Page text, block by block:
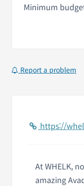
Minimum
Report a problem
https://
At WHELK,
amazing